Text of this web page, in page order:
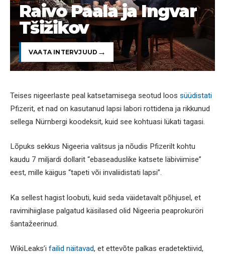
Raivo Paala ja Ingvar
Tšižikov
VAATA INTERVJUUD
Teises nigeerlaste peal katsetamisega seotud loos süüdistati
Pfizerit, et nad on kasutanud lapsi labori rottidena ja rikkunud
sellega Nürnbergi koodeksit, kuid see kohtuasi lükati tagasi.
Lõpuks sekkus Nigeeria valitsus ja nõudis Pfizerilt kohtu
kaudu 7 miljardi dollarit “ebaseaduslike katsete läbiviimise”
eest, mille käigus “tapeti või invaliidistati lapsi”.
Ka sellest hagist loobuti, kuid seda väidetavalt põhjusel, et
ravimihiiglase palgatud käsilased olid Nigeeria peaprokuröri
šantažeerinud.
WikiLeaks’i failid näitavad, et ettevõte palkas eradetektiivid,